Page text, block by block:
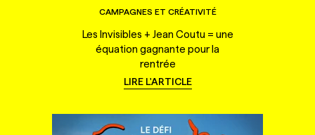
CAMPAGNES ET CRÉATIVITÉ
Les Invisibles + Jean Coutu = une
équation gagnante pour la
rentrée
LIRE L'ARTICLE